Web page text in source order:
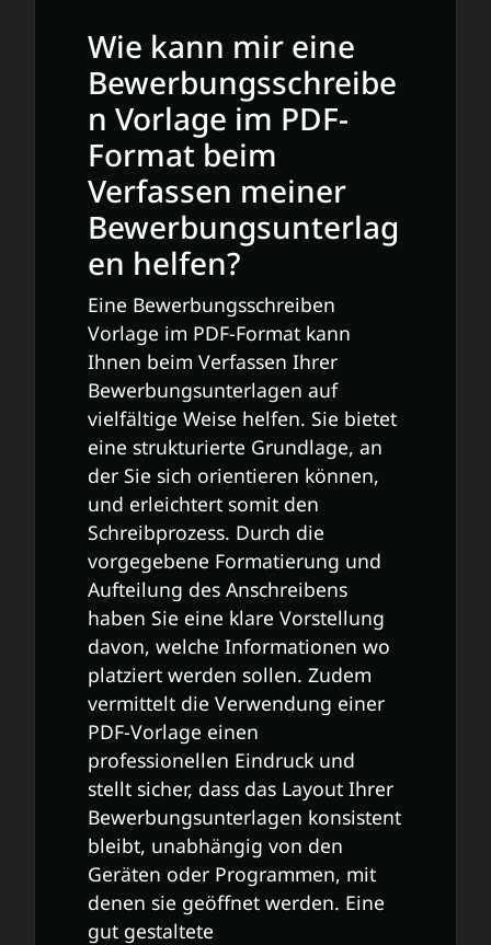
Wie kann mir eine
Bewerbungsschreibe
n Vorlage im PDF-
Format beim
Verfassen meiner
Bewerbungsunterlag
en helfen?
Eine Bewerbungsschreiben
Vorlage im PDF-Format kann
Ihnen beim Verfassen Ihrer
Bewerbungsunterlagen auf
vielfältige Weise helfen. Sie bietet
eine strukturierte Grundlage, an
der Sie sich orientieren können,
und erleichtert somit den
Schreibprozess. Durch die
vorgegebene Formatierung und
Aufteilung des Anschreibens
haben Sie eine klare Vorstellung
davon, welche Informationen wo
platziert werden sollen. Zudem
vermittelt die Verwendung einer
PDF-Vorlage einen
professionellen Eindruck und
stellt sicher, dass das Layout Ihrer
Bewerbungsunterlagen konsistent
bleibt, unabhängig von den
Geräten oder Programmen, mit
denen sie geöffnet werden. Eine
gut gestaltete